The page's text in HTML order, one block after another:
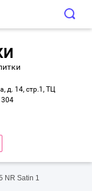
д. 14, стр.1, ТЦ
304
NR Satin 1